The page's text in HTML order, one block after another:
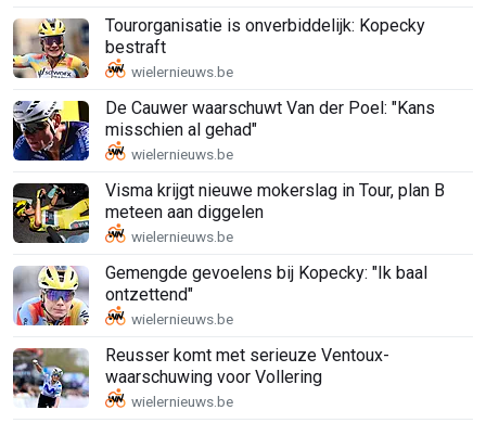
Tourorganisatie is onverbiddelijk: Kopecky
bestraft
De Cauwer waarschuwt Van der Poel: "Kans
misschien al gehad"
Visma krijgt nieuwe mokerslag in Tour, plan B
meteen aan diggelen
Gemengde gevoelens bij Kopecky: "Ik baal
ontzettend"
Reusser komt met serieuze Ventoux-
waarschuwing voor Vollering